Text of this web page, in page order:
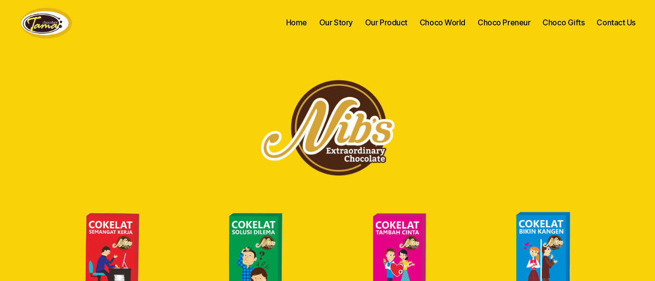
Home Our Story Our Product Choco World Choco Preneur Choco Gifts Contact Us